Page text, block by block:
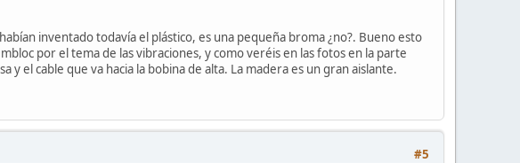
inventado todavía el plástico, es una pequeña broma ¿no?. Bueno esto
por el tema de las vibraciones, y como veréis en las fotos en la parte
el cable que va hacia la bobina de alta. La madera es un gran aislante.
#5